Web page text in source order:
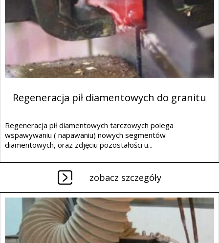
Regeneracja pił diamentowych do granitu
Regeneracja pił diamentowych tarczowych polega
wspawywaniu ( napawaniu) nowych segmentów
diamentowych, oraz zdjęciu pozostałości u...
zobacz szczegóły